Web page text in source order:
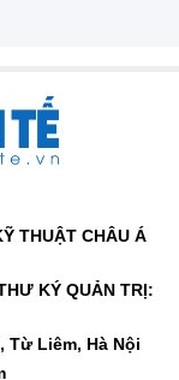
THUẬT CHÂU Á
KÝ QUẢN TRỊ:
Từ Liêm, Hà Nội